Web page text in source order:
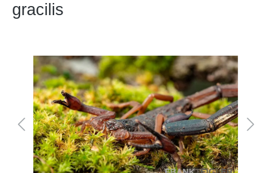
gracilis
Bildergalerie überspringen